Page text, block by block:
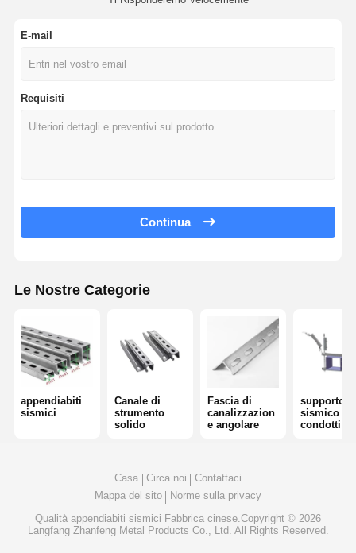
appendiabiti sismici
Canale di strumento solido
Fascia di canalizzazione angolare
supporto sismico dei condotti
Altri dispositivi per il controllo delle emissioni
Supporti per rotaie a pannelli solari
Accessori per il montaggio solare
canale di montaggio solare
E-mail
Requisiti
Continua
Le Nostre Categorie
appendiabiti
sismici
Canale di
strumento
solido
Fascia di
canalizzazion
e angolare
supporto
sismico
condotti
Casa Circa noi
Contattaci
Mappa del sito
Norme sulla privacy
Qualità appendiabiti sismici Fabbrica cinese.Copyright © 2026
Langfang Zhanfeng Metal Products Co., Ltd. All Rights Reserved.